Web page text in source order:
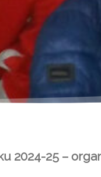
2024-25 –